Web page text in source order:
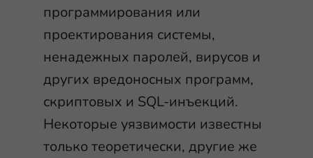
программирования или
проектирования системы,
ненадежных паролей, вирусов и
других вредоносных программ,
скриптовых и SQL-инъекций.
Некоторые уязвимости известны
только теоретически, другие же